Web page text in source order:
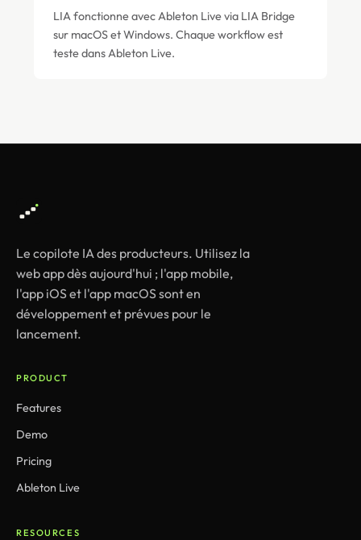
LIA fonctionne avec Ableton Live via LIA Bridge
sur macOS et Windows. Chaque workflow est
teste dans Ableton Live.
Le copilote IA des producteurs. Utilisez la
web app dès aujourd'hui ; l'app mobile,
l'app iOS et l'app macOS sont en
développement et prévues pour le
lancement.
PRODUCT
Features
Demo
Pricing
Ableton Live
RESOURCES